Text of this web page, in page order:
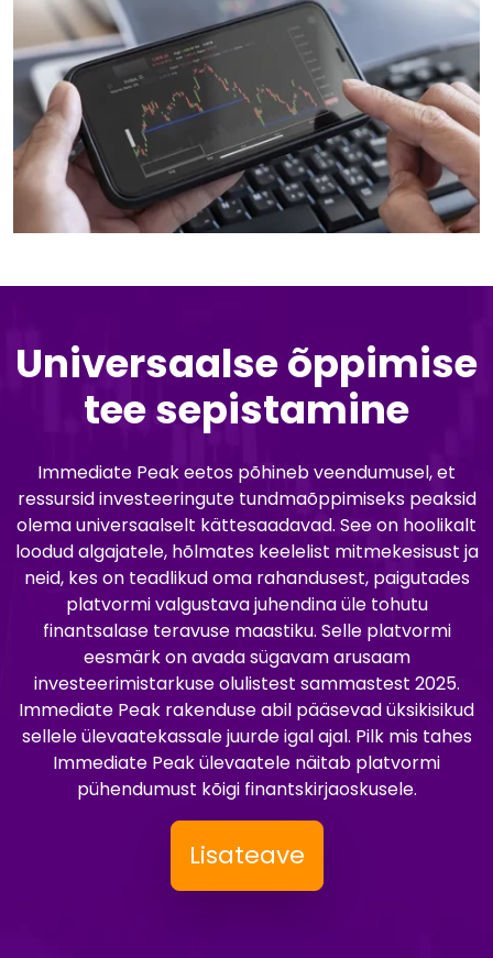
Universaalse õppimise
tee sepistamine
Immediate Peak eetos põhineb veendumusel, et
ressursid investeeringute tundmaõppimiseks peaksid
olema universaalselt kättesaadavad. See on hoolikalt
loodud algajatele, hõlmates keelelist mitmekesisust ja
neid, kes on teadlikud oma rahandusest, paigutades
platvormi valgustava juhendina üle tohutu
finantsalase teravuse maastiku. Selle platvormi
eesmärk on avada sügavam arusaam
investeerimistarkuse olulistest sammastest 2025.
Immediate Peak rakenduse abil pääsevad üksikisikud
sellele ülevaatekassale juurde igal ajal. Pilk mis tahes
Immediate Peak ülevaatele näitab platvormi
pühendumust kõigi finantskirjaoskusele.
Lisateave